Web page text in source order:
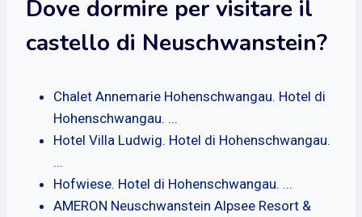
Dove dormire per visitare il
castello di Neuschwanstein?
Chalet Annemarie Hohenschwangau. Hotel di
Hohenschwangau. ...
Hotel Villa Ludwig. Hotel di Hohenschwangau.
...
Hofwiese. Hotel di Hohenschwangau. ...
AMERON Neuschwanstein Alpsee Resort &